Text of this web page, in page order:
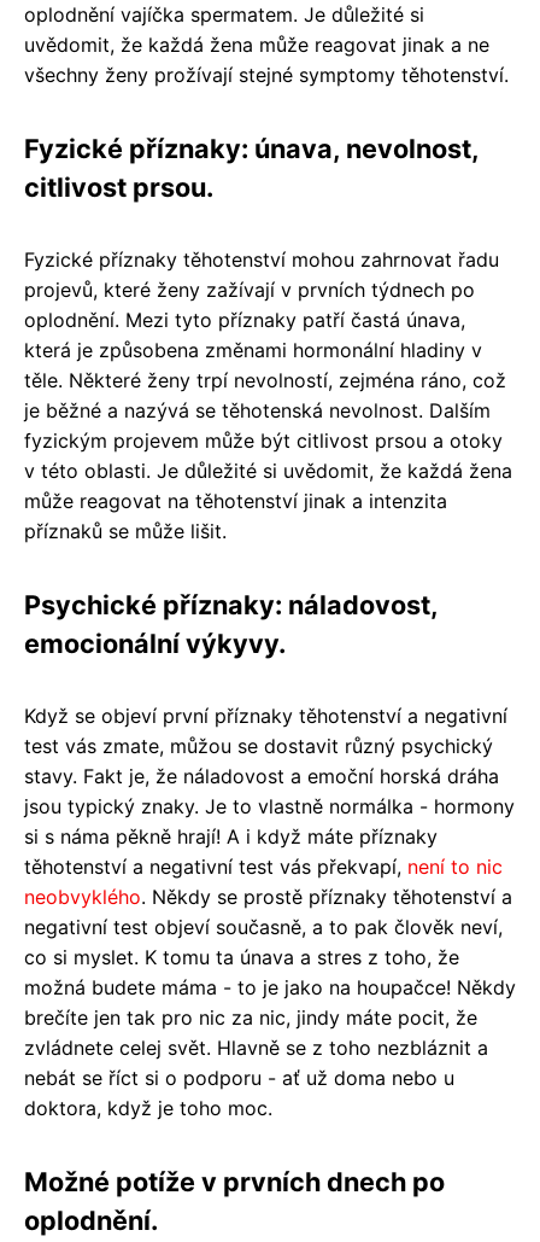
oplodnění vajíčka spermatem. Je důležité si
uvědomit, že každá žena může reagovat jinak a ne
všechny ženy prožívají stejné symptomy těhotenství.
Fyzické příznaky: únava, nevolnost,
citlivost prsou.
Fyzické příznaky těhotenství mohou zahrnovat řadu
projevů, které ženy zažívají v prvních týdnech po
oplodnění. Mezi tyto příznaky patří častá únava,
která je způsobena změnami hormonální hladiny v
těle. Některé ženy trpí nevolností, zejména ráno, což
je běžné a nazývá se těhotenská nevolnost. Dalším
fyzickým projevem může být citlivost prsou a otoky
v této oblasti. Je důležité si uvědomit, že každá žena
může reagovat na těhotenství jinak a intenzita
příznaků se může lišit.
Psychické příznaky: náladovost,
emocionální výkyvy.
Když se objeví první příznaky těhotenství a negativní
test vás zmate, můžou se dostavit různý psychický
stavy. Fakt je, že náladovost a emoční horská dráha
jsou typický znaky. Je to vlastně normálka - hormony
si s náma pěkně hrají! A i když máte příznaky
těhotenství a negativní test vás překvapí, není to nic
neobvyklého. Někdy se prostě příznaky těhotenství a
negativní test objeví současně, a to pak člověk neví,
co si myslet. K tomu ta únava a stres z toho, že
možná budete máma - to je jako na houpačce! Někdy
brečíte jen tak pro nic za nic, jindy máte pocit, že
zvládnete celej svět. Hlavně se z toho nezbláznit a
nebát se říct si o podporu - ať už doma nebo u
doktora, když je toho moc.
Možné potíže v prvních dnech po
oplodnění.